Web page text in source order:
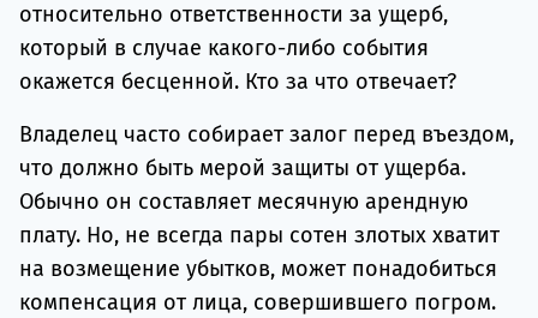
относительно ответственности за ущерб,
который в случае какого-либо события
окажется бесценной. Кто за что отвечает?
Владелец часто собирает залог перед въездом,
что должно быть мерой защиты от ущерба.
Обычно он составляет месячную арендную
плату. Но, не всегда пары сотен злотых хватит
на возмещение убытков, может понадобиться
компенсация от лица, совершившего погром.